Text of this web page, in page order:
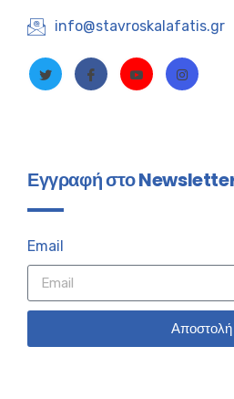
info@stavroskalafatis.gr
Εγγραφή στο
Email
Αποστολή